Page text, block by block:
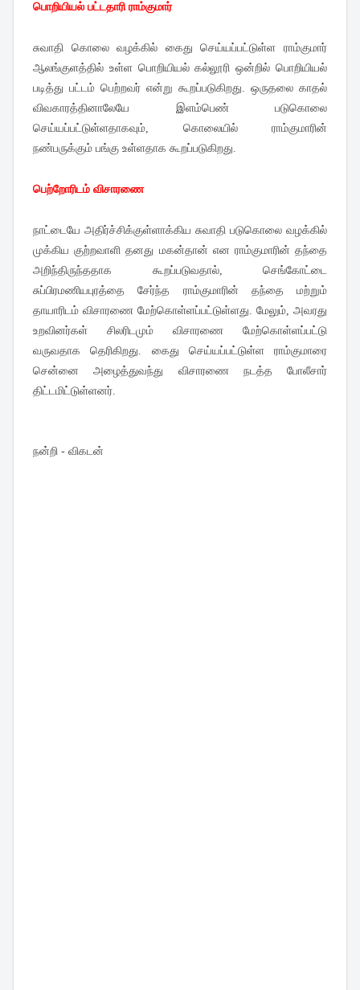
பொறியியல் பட்டதாரி ராம்குமார்
சுவாதி கொலை வழக்கில் கைது செய்யப்பட்டுள்ள ராம்குமார்
ஆலங்குளத்தில் உள்ள பொறியியல் கல்லூரி ஒன்றில் பொறியியல்
படித்து பட்டம் பெற்றவர் என்று கூறப்படுகிறது. ஒருதலை காதல்
விவகாரத்தினாலேயே இளம்பெண் படுகொலை
செய்யப்பட்டுள்ளதாகவும், கொலையில் ராம்குமாரின்
நண்பருக்கும் பங்கு உள்ளதாக கூறப்படுகிறது.
பெற்றோரிடம் விசாரணை
நாட்டையே அதிர்ச்சிக்குள்ளாக்கிய சுவாதி படுகொலை வழக்கில்
முக்கிய குற்றவாளி தனது மகன்தான் என ராம்குமாரின் தந்தை
அறிந்திருந்ததாக கூறப்படுவதால், செங்கோட்டை
சுப்பிரமணியபுரத்தை சேர்ந்த ராம்குமாரின் தந்தை மற்றும்
தாயாரிடம் விசாரணை மேற்கொள்ளப்பட்டுள்ளது. மேலும், அவரது
உறவினர்கள் சிலரிடமும் விசாரணை மேற்கொள்ளப்பட்டு
வருவதாக தெரிகிறது. கைது செய்யப்பட்டுள்ள ராம்குமாரை
சென்னை அழைத்துவந்து விசாரணை நடத்த போலீசார்
திட்டமிட்டுள்ளனர்.
நன்றி - விகடன்